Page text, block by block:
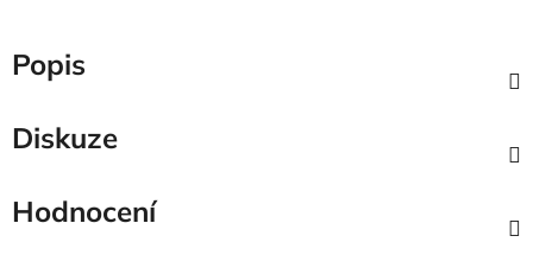
Popis
Diskuze
Hodnocení